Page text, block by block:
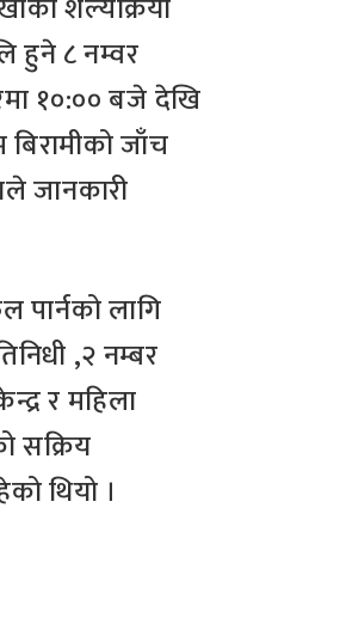
हुने ८ नम्वर
१०:०० बजे देखि
जाँच
जानकारी
पार्नको लागि
,२ नम्बर
र महिला
सक्रिय
थियो ।